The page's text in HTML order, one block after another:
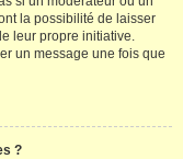
la possibilité de laisser
leur propre initiative.
un message une fois que
?